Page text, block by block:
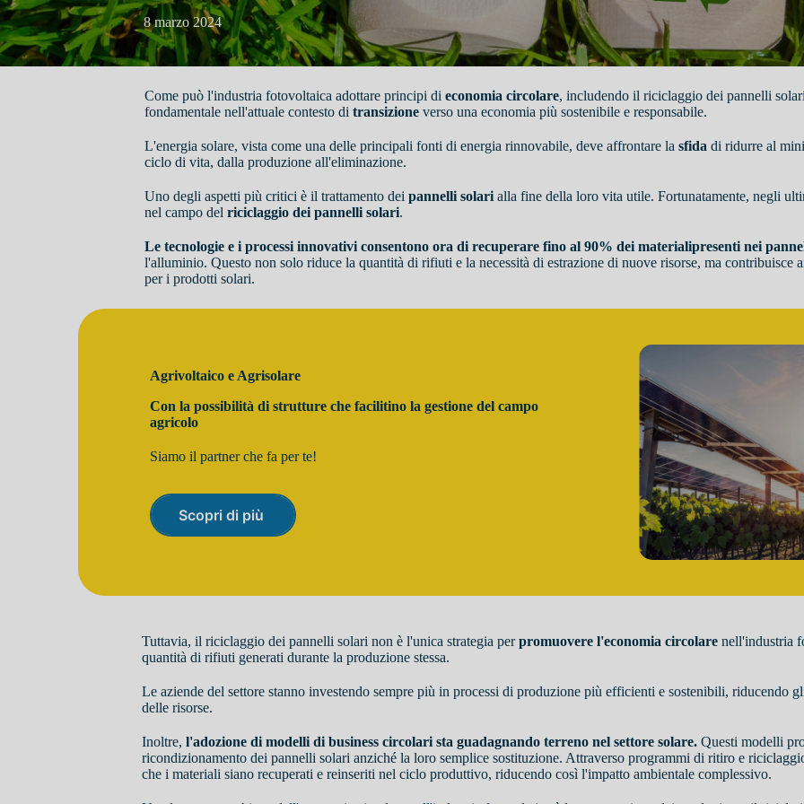
8 marzo 2024
Come può l'industria fotovoltaica adottare principi di economia circolare, includendo il riciclaggio dei pannelli
fondamentale nell'attuale contesto di transizioneverso una economia più sostenibile e responsabile.
L'energia solare, vista come una delle principali fonti di energia rinnovabile, deve affrontare la sfida di ridurre al
ciclo di vita, dalla produzione all'eliminazione.
Uno degli aspetti più critici è il trattamento dei pannelli solarialla fine della loro vita utile. Fortunatamente, negli
nel campo del riciclaggio dei pannelli solari.
Le tecnologie e i processi innovativi consentono ora di recuperare fino al 90% dei materialipresenti nei
l'alluminio. Questo non solo riduce la quantità di rifiuti e la necessità di estrazione di nuove risorse, ma contribuisce
per i prodotti solari.
Agrivoltaico e Agrisolare
Con la possibilità di strutture che facilitino la gestione del campo
agricolo
Siamo il partner che fa per te!
Scopri di più
Tuttavia, il riciclaggio dei pannelli solari non è l'unica strategia perpromuovere l'economia circolare nell'industria
quantità di rifiuti generati durante la produzione stessa.
Le aziende del settore stanno investendo sempre più in processi di produzione più efficienti e sostenibili, riducendo
delle risorse.
Inoltre, l'adozione di modelli di business circolari sta guadagnando terreno nel settore solare. Questi modelli
ricondizionamento dei pannelli solari anziché la loro semplice sostituzione. Attraverso programmi di ritiro e
che i materiali siano recuperati e reinseriti nel ciclo produttivo, riducendo così l'impatto ambientale complessivo.